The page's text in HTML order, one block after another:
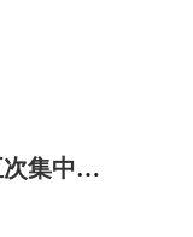
大理日报 | 州人大常委会党组理论学习中心组举行2026年第五次集中学习